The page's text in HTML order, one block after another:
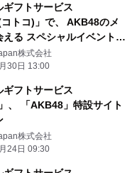
ギフトサービス
トコ)」で、 AKB48のメ
える スペシャルイベントご
オリジナルステッカー・ポ
る 2大キャンペーンがス
株式会社
30日 13:00
ギフトサービス
、 「AKB48」特設サイト
株式会社
24日 09:30